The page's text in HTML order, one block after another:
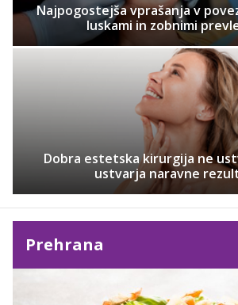
Najpogostejša vprašanja v
luskami in zobnimi
Dobra estetska kirurgija ne
ustvarja naravne
Prehrana